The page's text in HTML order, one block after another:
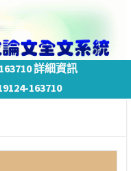
詳細資訊
163710